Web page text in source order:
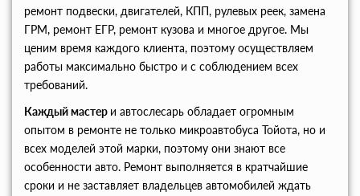
ремонт подвески, двигателей, КПП, рулевых реек, замена
ГРМ, ремонт ЕГР, ремонт кузова и многое другое. Мы
ценим время каждого клиента, поэтому осуществляем
работы максимально быстро и с соблюдением всех
требований.
Каждый мастер и автослесарь обладает огромным
опытом в ремонте не только микроавтобуса Тойота, но и
всех моделей этой марки, поэтому они знают все
особенности авто. Ремонт выполняется в кратчайшие
сроки и не заставляет владельцев автомобилей ждать